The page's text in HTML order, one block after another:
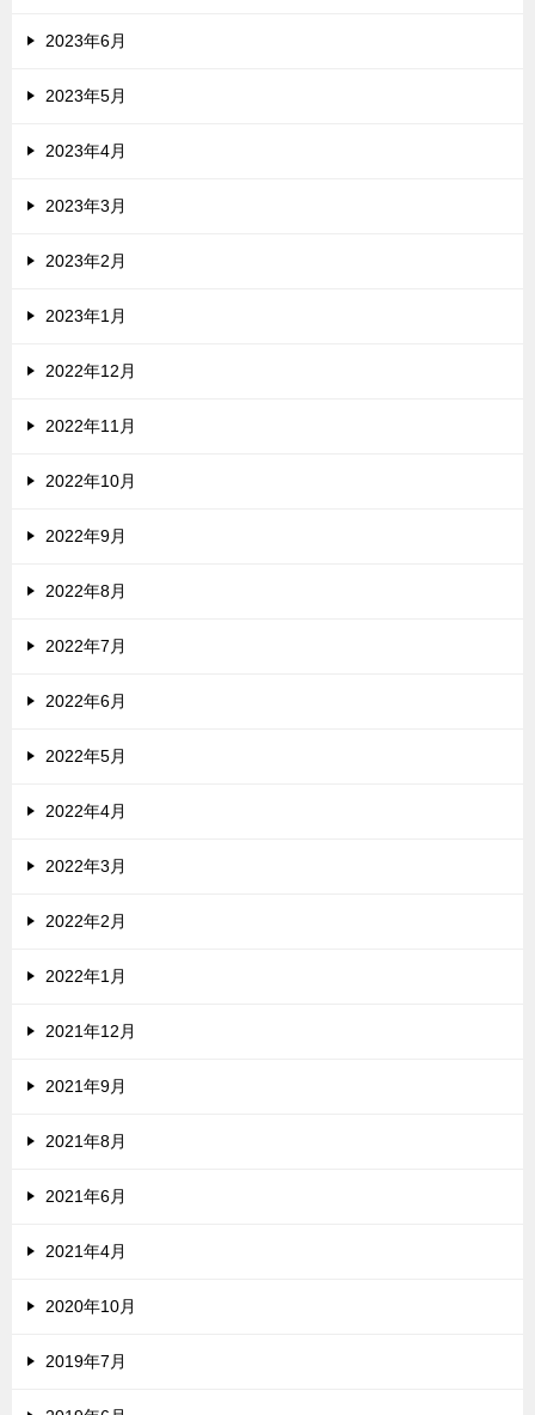
2023年6月
2023年5月
2023年4月
2023年3月
2023年2月
2023年1月
2022年12月
2022年11月
2022年10月
2022年9月
2022年8月
2022年7月
2022年6月
2022年5月
2022年4月
2022年3月
2022年2月
2022年1月
2021年12月
2021年9月
2021年8月
2021年6月
2021年4月
2020年10月
2019年7月